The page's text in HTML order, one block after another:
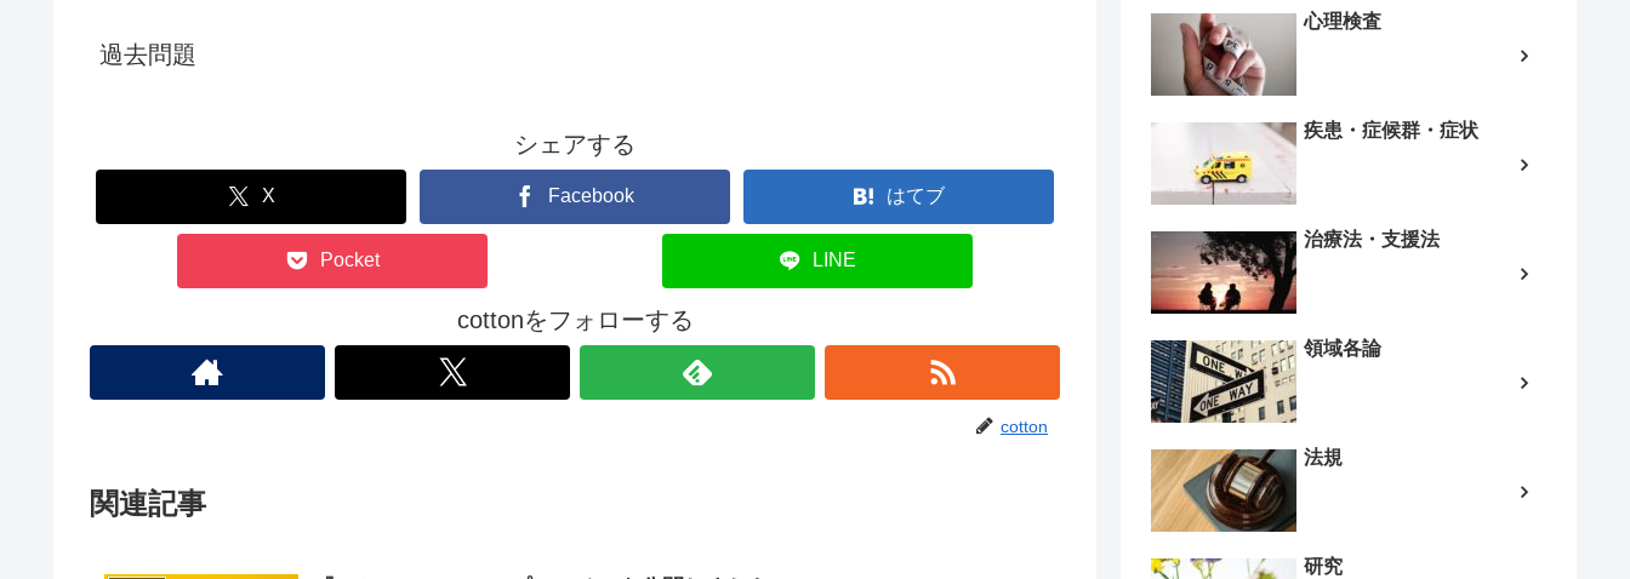
過去問題
シェアする
X Facebook はてブ
Pocket LINE
cottonをフォローする
cotton
関連記事
心理検査
疾患・症候群・症状
治療法・支援法
領域各論
法規
研究